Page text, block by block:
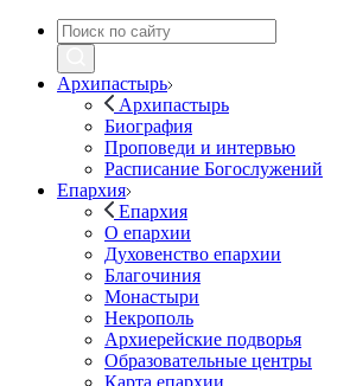
Архипастырь
Архипастырь
Биография
Проповеди и интервью
Расписание Богослужений
Епархия
Епархия
О епархии
Духовенство епархии
Благочиния
Монастыри
Некрополь
Архиерейские подворья
Образовательные центры
Карта епархии